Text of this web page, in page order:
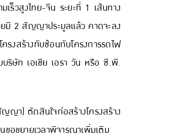
ร็วสูงไทย-จีน ระยะที่ 1 เส้นทาง
มี 2 สัญญาประมูลแล้ว คาดจะลง
สร้างทับซ้อนกับโครงการรถไฟ
บริษัท เอเชีย เอรา วัน หรือ ซี.พี.
ญา) ตัดสินใจก่อสร้างโครงสร้าง
ขอขยายเวลาพิจารณาเพิ่มเติม